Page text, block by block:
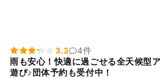
3.3
4件
雨も安心！快適に過ごせる全天候型
遊び♪団体予約も受付中！